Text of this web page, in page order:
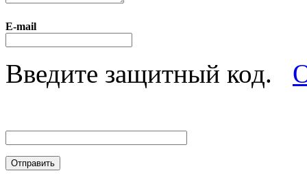
E-mail
Введите защитный код.